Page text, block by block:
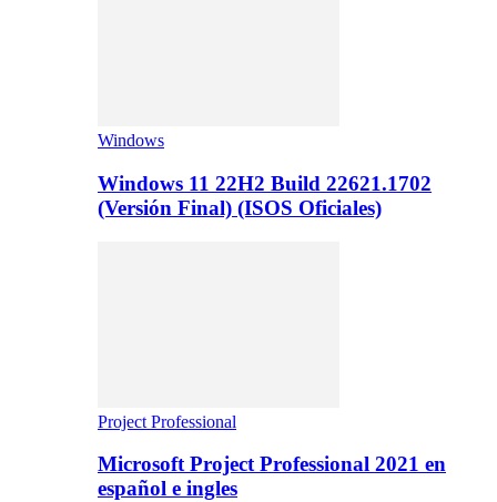
Windows
Windows 11 22H2 Build 22621.1702
(Versión Final) (ISOS Oficiales)
Project Professional
Microsoft Project Professional 2021 en
español e ingles